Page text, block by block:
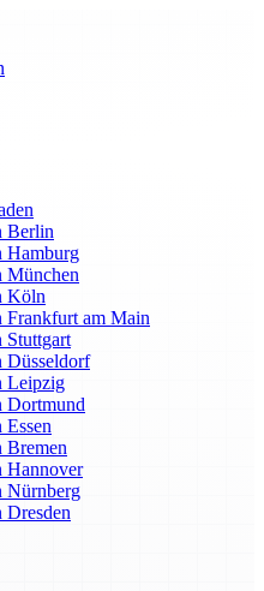
Berlin
Hamburg
München
Köln
Frankfurt am Main
Stuttgart
Düsseldorf
Leipzig
Dortmund
Bremen
Hannover
Nürnberg
Dresden